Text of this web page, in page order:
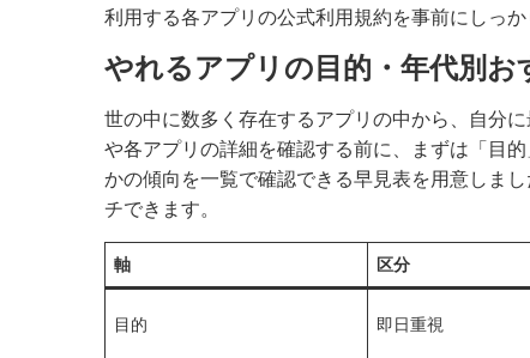
利用する各アプリの公式利用規約を事前にしっ
やれるアプリの目的・年代別お
世の中に数多く存在するアプリの中から、自分
や各アプリの詳細を確認する前に、まずは「目
かの傾向を一覧で確認できる早見表を用意しま
チできます。
軸 区分
目的 即日重視